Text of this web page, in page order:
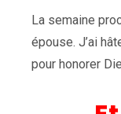
La semaine
épouse. J’ai
pour honorer